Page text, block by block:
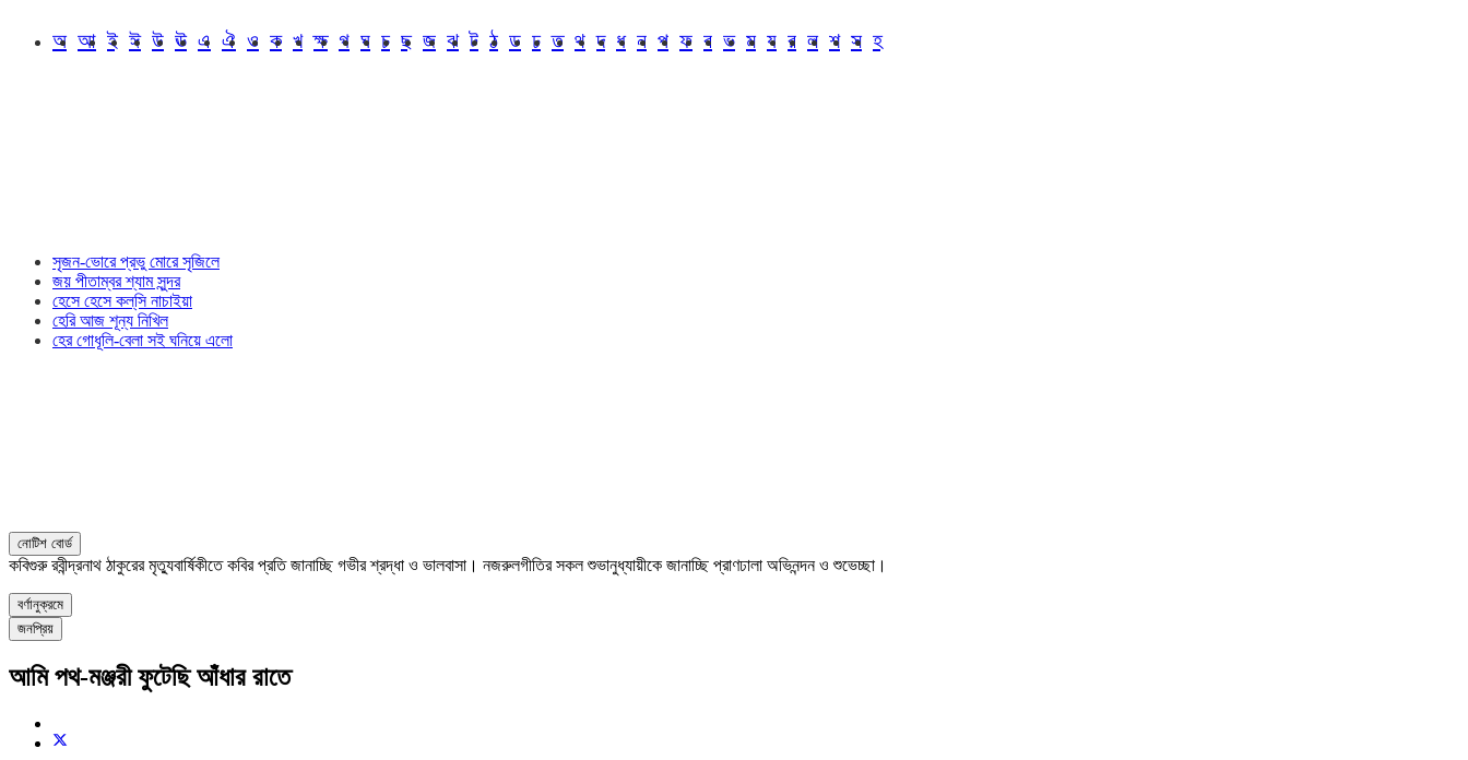
অ আ ই ঈ উ ঊ এ ঐ ও ক খ ক্ষ গ ঘ চ ছ জ ঝ ট ঠ ড ঢ ত থ দ ধ ন প ফ ব ভ ম য র ল শ স হ
সৃজন-ভোরে প্রভু মোরে সৃজিলে
জয় পীতাম্বর শ্যাম সুন্দর
হেসে হেসে কল্‌সি নাচাইয়া
হেরি আজ শূন্য নিখিল
হের গোধূলি-বেলা সই ঘনিয়ে এলো
নোটিশ বোর্ড
কবিগুরু রবীন্দ্রনাথ ঠাকুরের মৃত্যুবার্ষিকীতে কবির প্রতি জানাচ্ছি গভীর শ্রদ্ধা ও ভালবাসা। নজরুলগীতির সকল শুভানুধ্যায়ীকে জানাচ্ছি প্রাণঢালা অভিনন্দন ও শুভেচ্ছা।
বর্ণানুক্রমে
জনপ্রিয়
আমি পথ-মঞ্জরী ফুটেছি আঁধার রাতে